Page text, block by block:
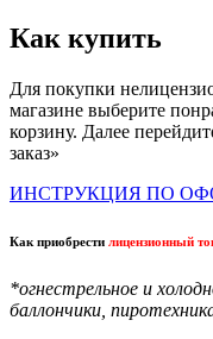
Как купить
Для покупки
магазине выберите
корзину. Далее
заказ»
ИНСТРУКЦИЯ ПО
Как приобрести лицензионный
*огнестрельное и
баллончики,